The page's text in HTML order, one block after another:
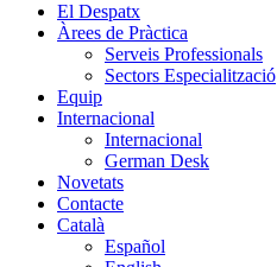
El Despatx
Àrees de Pràctica
Serveis Professionals
Sectors Especialització
Equip
Internacional
Internacional
German Desk
Novetats
Contacte
Català
Español